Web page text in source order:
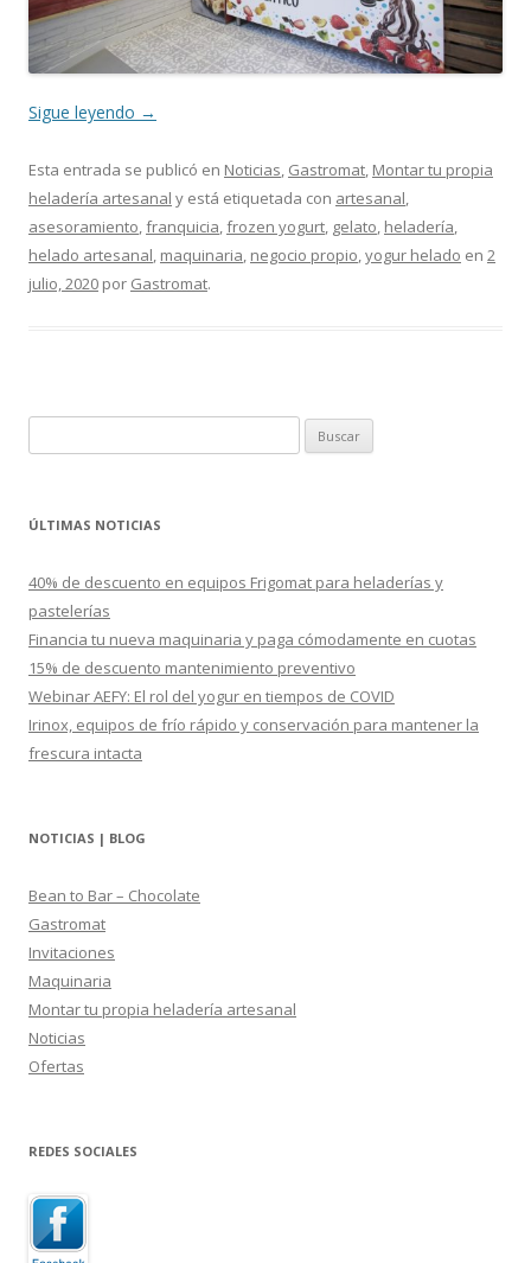
Sigue leyendo →
Esta entrada se publicó en Noticias, Gastromat, Montar tu propia
heladería artesanal y está etiquetada con artesanal,
asesoramiento,franquicia,frozen yogurt, gelato, heladería,
helado artesanal, maquinaria, negocio propio,yogur helado en 2
julio, 2020 por Gastromat.
u
c
r
ÚLTIMAS NOTICIAS
40% de descuento en equipos Frigomat para heladerías y
pastelerías
Financia tu nueva maquinaria y paga cómodamente en cuotas
15% de descuento mantenimiento preventivo
Webinar AEFY: El rol del yogur en tiempos de COVID
Irinox, equipos de frío rápido y conservación para mantener la
frescura intacta
NOTICIAS | BLOG
Bean to Bar – Chocolate
Gastromat
Invitaciones
Maquinaria
Montar tu propia heladería artesanal
Noticias
Ofertas
REDES SOCIALES